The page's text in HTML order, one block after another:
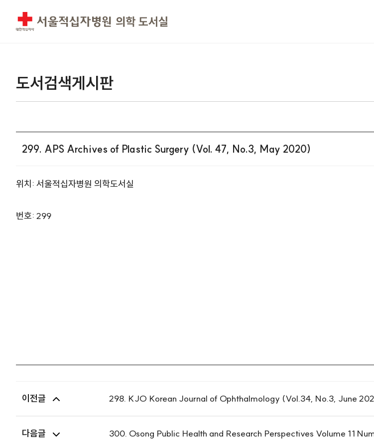
도서검색게시판
299. APS Archives of Plastic Surgery (Vol. 47, No.3, May 2020)
위치: 서울적십자병원 의학도서실
번호: 299
이전글 298. KJO Korean Journal of Ophthalmology (Vol.34, No.3, June
다음글 300. Osong Public